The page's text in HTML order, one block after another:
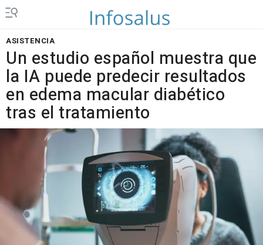
ASISTENCIA
Un estudio español muestra que
la IA puede predecir resultados
en edema macular diabético
tras el tratamiento